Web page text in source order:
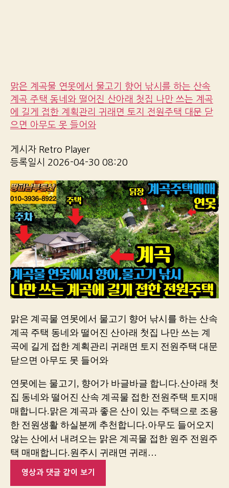
맑은 계곡물 연못에서 물고기 향어 낚시를 하는 산속
계곡 주택 동네와 떨어진 산아래 첫집 나만 쓰는 계곡
에 길게 접한 계획관리 귀래면 토지 전원주택 대문 닫
으면 아무도 못 들어와
게시자 Retro Player
등록일시 2026-04-30 08:20
맑은 계곡물 연못에서 물고기 향어 낚시를 하는 산속
계곡 주택 동네와 떨어진 산아래 첫집 나만 쓰는 계
곡에 길게 접한 계획관리 귀래면 토지 전원주택 대문
닫으면 아무도 못 들어와
연못에는 물고기, 향어가 바글바글 합니다.산아래 첫
집 동네와 떨어진 산속 계곡물 접한 전원주택 토지매
매합니다.맑은 계곡과 좋은 산이 있는 주택으로 조용
한 전원생활 하실분께 추천합니다.아무도 들어오지
않는 산에서 내려오는 맑은 계곡물 접한 원주 전원주
택 매매합니다.원주시 귀래면 귀래…
영상과 댓글 같이 보기